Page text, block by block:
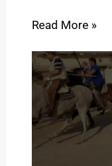
Read More »